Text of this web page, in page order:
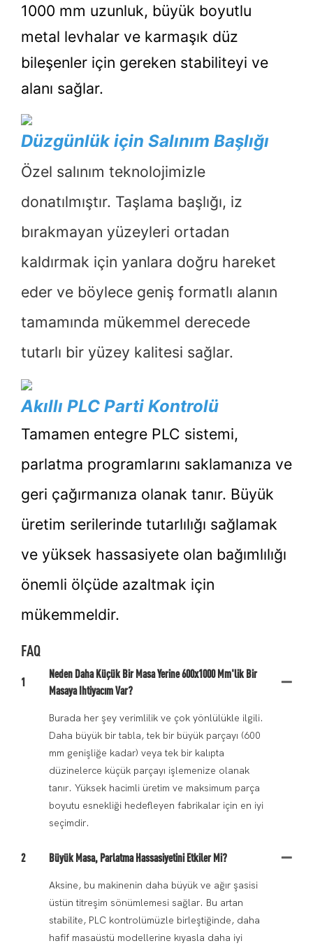
1000 mm uzunluk, büyük boyutlu
metal levhalar ve karmaşık düz
bileşenler için gereken stabiliteyi ve
alanı sağlar.
Düzgünlük için Salınım Başlığı
Özel salınım teknolojimizle
donatılmıştır. Taşlama başlığı, iz
bırakmayan yüzeyleri ortadan
kaldırmak için yanlara doğru hareket
eder ve böylece geniş formatlı alanın
tamamında mükemmel derecede
tutarlı bir yüzey kalitesi sağlar.
Akıllı PLC Parti Kontrolü
Tamamen entegre PLC sistemi,
parlatma programlarını saklamanıza ve
geri çağırmanıza olanak tanır. Büyük
üretim serilerinde tutarlılığı sağlamak
ve yüksek hassasiyete olan bağımlılığı
önemli ölçüde azaltmak için
mükemmeldir.
FAQ
1
Neden Daha Küçük Bir Masa Yerine 600x1000 Mm'lik Bir
Masaya Ihtiyacım Var?
Burada her şey verimlilik ve çok yönlülükle ilgili.
Daha büyük bir tabla, tek bir büyük parçayı (600
mm genişliğe kadar) veya tek bir kalıpta
düzinelerce küçük parçayı işlemenize olanak
tanır. Yüksek hacimli üretim ve maksimum parça
boyutu esnekliği hedefleyen fabrikalar için en iyi
seçimdir.
2 Büyük Masa, Parlatma Hassasiyetini Etkiler Mi?
Aksine, bu makinenin daha büyük ve ağır şasisi
üstün titreşim sönümlemesi sağlar. Bu artan
stabilite, PLC kontrolümüzle birleştiğinde, daha
hafif masaüstü modellerine kıyasla daha iyi